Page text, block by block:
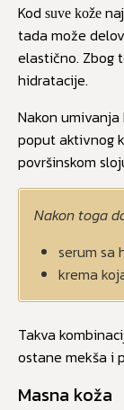
Kod suve kože
tada može
elastično. Zbog
hidratacije.
Nakon
poput aktivnog
površinskom
Nakon toga
serum sa
krema
Takva
ostane mekša i
Masna koža